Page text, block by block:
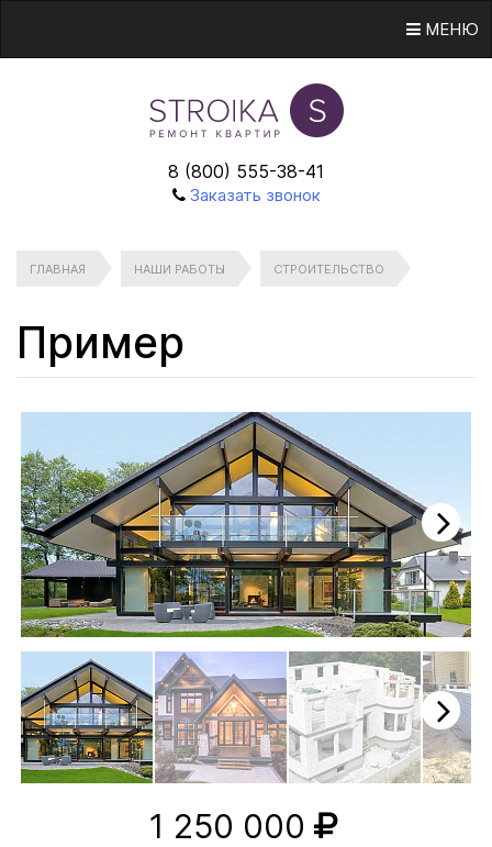
МЕНЮ
8 (800) 555-38-41
Заказать звонок
ГЛАВНАЯ НАШИ РАБОТЫ СТРОИТЕЛЬСТВО
Пример
Next
Next
1 250 000